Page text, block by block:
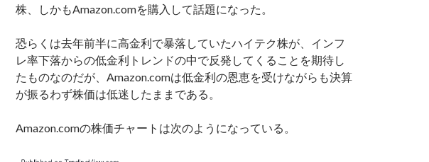
株、しかもAmazon.comを購入して話題になった。
恐らくは去年前半に高金利で暴落していたハイテク株が、インフ
レ率下落からの低金利トレンドの中で反発してくることを期待し
たものなのだが、Amazon.comは低金利の恩恵を受けながらも決算
が振るわず株価は低迷したままである。
Amazon.comの株価チャートは次のようになっている。